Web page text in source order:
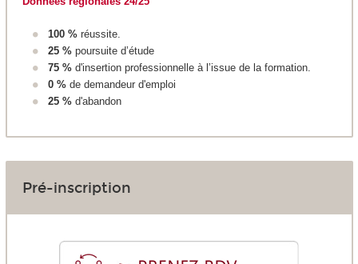
100 % réussite.
25 % poursuite d’étude
75 % d'insertion professionnelle à l’issue de la formation.
0 % de demandeur d'emploi
25 % d'abandon
Pré-inscription